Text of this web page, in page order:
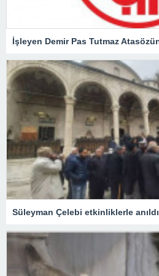
Süleyman Çelebi etkinliklerle anıldı